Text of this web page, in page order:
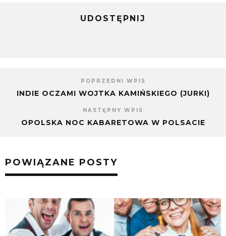
UDOSTĘPNIJ
POPRZEDNI WPIS
INDIE OCZAMI WOJTKA KAMIŃSKIEGO (JURKI)
NASTĘPNY WPIS
OPOLSKA NOC KABARETOWA W POLSACIE
POWIĄZANE POSTY